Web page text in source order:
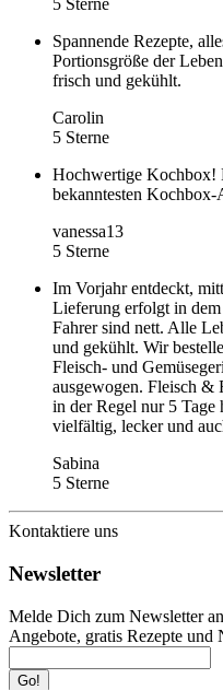
5 Sterne
Spannende Rezepte,
Portionsgröße der
frisch und gekühlt.
Carolin
5 Sterne
Hochwertige Kochbox!
bekanntesten Kochbox-
vanessa13
5 Sterne
Im Vorjahr entdeckt,
Lieferung erfolgt in
Fahrer sind nett. Alle
und gekühlt. Wir
Fleisch- und
ausgewogen. Fleisch &
in der Regel nur 5 Tage
vielfältig, lecker und
Sabina
5 Sterne
Kontaktiere uns
Newsletter
Melde Dich zum Newsletter
Angebote, gratis Rezepte und
Go!